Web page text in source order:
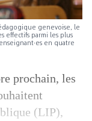
genevoise, le
effectifs parmi les plus
en quatre
prochain, les
(LIP),